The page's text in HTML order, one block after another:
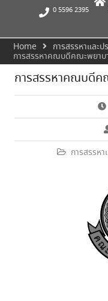
0 5596 2395
Home
การสรรหาและป
การสรรหาคณบดีคณะพยาบ
การสรรหาคณบดีค
การสรรห